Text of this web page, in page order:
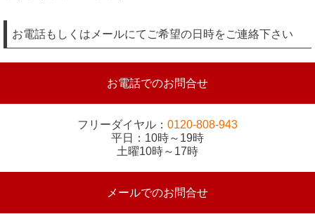
お電話もしくはメールにてご希望の日時をご連絡下さい
お電話でのお問合せ
フリーダイヤル： 0120-808-943
平日：10時～19時
土曜10時～17時
メールでのお問合せ